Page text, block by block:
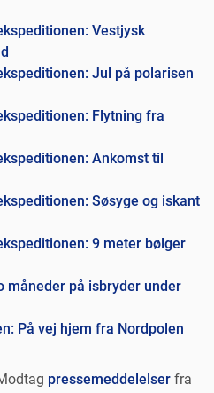
Vestjysk
Jul på polarisen
Flytning fra
Ankomst til
Søsyge og iskant
9 meter bølger
måneder på isbryder under
På vej hjem fra Nordpolen
pressemeddelelser fra